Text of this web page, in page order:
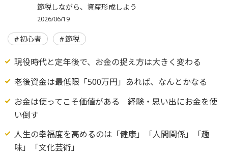
節税しながら、資産形成しよう
2026/06/19
初心者 節税
現役時代と定年後で、お金の捉え方は大きく変わる
老後資金は最低限「500万円」あれば、なんとかなる
お金は使ってこそ価値がある 経験・思い出にお金を使
い倒す
人生の幸福度を高めるのは「健康」「人間関係」「趣
味」「文化芸術」